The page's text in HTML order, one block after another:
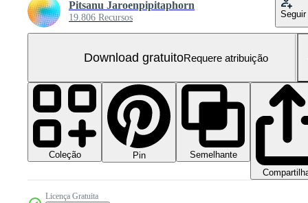
Pitsanu Jaroenpipitaphorn
19.806 Recursos Seguir
Download gratuitoRequere atribuição
Coleção Pin
Semelhante
Licença Gratuita